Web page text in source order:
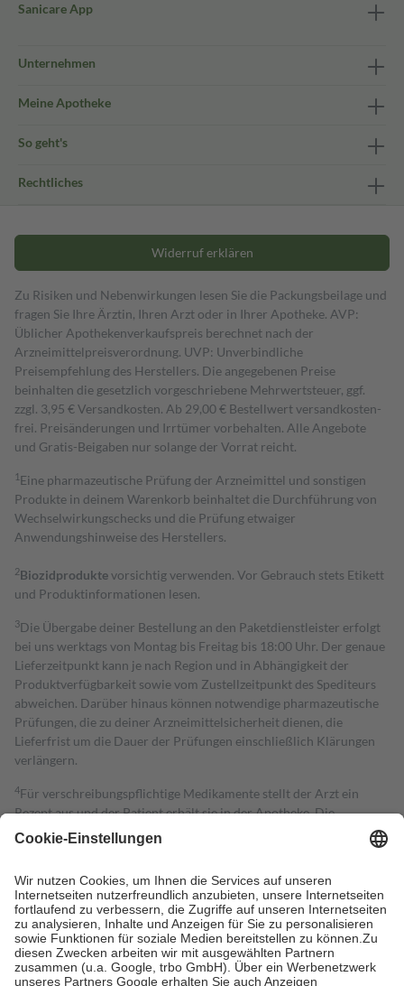
Sanicare App
Unternehmen
Meine Apotheke
So geht's
Rechtliches
Widerruf erklären
Zu Risiken und Nebenwirkungen lesen Sie die Packungsbeilage und
fragen Sie Ihre Ärztin, Ihren Arzt oder in Ihrer Apotheke. AVP:
Üblicher Apothekenverkaufspreis berechnet nach der
Arzneimittelpreisverordnung. UVP: Unverbindliche
Preisempfehlung des Herstellers. Die angegebenen Preise
beinhalten die gesetzlich vorgeschriebene Mehrwertsteuer, ggf.
zzgl. 3,95 € Versandkosten. Ab 29,00 € Bestell­wert versand­kosten­
frei. Preisänderungen und Irrtümer vorbehalten. Alle Angebote
und Gratis-Beigaben nur solange der Vorrat reicht.
1 Eine pharmazeutische Prüfung der Arzneimittel und sonstigen
Produkte in deinem Warenkorb beinhaltet die Durchführung von
Wechselwirkungschecks und die Prüfung etwaiger
Anwendungshinweise des Herstellers.
2Biozidproduktevorsichtig verwenden. Vor Gebrauch stets Etikett
und Produktinformationen lesen.
3Die Übergabe deiner Bestellung an den Paketdienstleister erfolgt
bei uns werktags von Montag bis Freitag bis 18:00 Uhr. Der genaue
Lieferzeitpunkt kann je nach Region und in Abhängigkeit der
Produktverfügbarkeit sowie vom Zustellzeitpunkt des Spediteurs
abweichen. Darüber hinaus können notwendige pharmazeutische
Prüfungen, die zu deiner Arzneimittelsicherheit dienen, die
Lieferfrist um die Dauer der Prüfungen einschließlich Klärungen
verlängern.
4Für verschreibungspflichtige Medikamente stellt der Arzt ein
Rezept aus und der Patient erhält sie in der Apotheke. Die
gesetzliche Krankenversicherung übernimmt in der Regel die
Kosten dafür, der Versicherte trägt einen Teil davon als Zuzahlung
Grundsätzlich leisten Mitglieder Zuzahlungen in Höhe von zehn
Prozent des Abgabepreises,mindestens jedochfünf Euround
höchstens zehn Euro.Es sind jedoch nie mehr als die tatsächlichen
Kosten der Leistung zu entrichten.
Diese Regeln gelten grundsätzlich auch für Online-Apotheken.
Bei Heilmitteln und häuslicher Krankenpflege beträgt die